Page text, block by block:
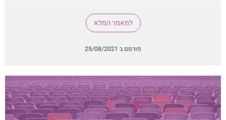
למאמר המלא
פורסם ב 25/08/2021